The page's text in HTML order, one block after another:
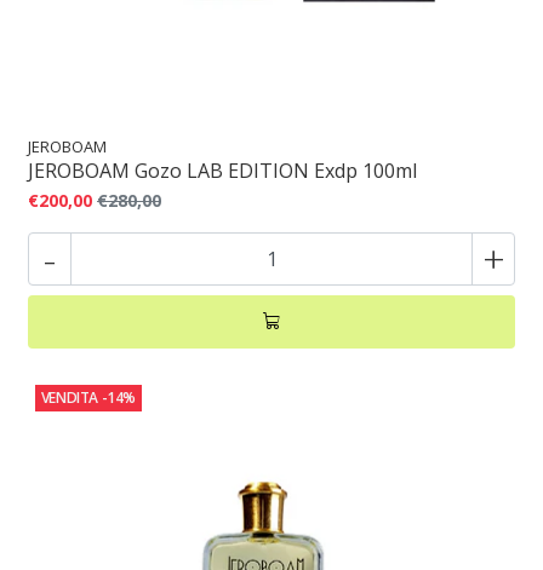
JEROBOAM
JEROBOAM Gozo LAB EDITION Exdp 100ml
€200,00 €280,00
- +
VENDITA -14%